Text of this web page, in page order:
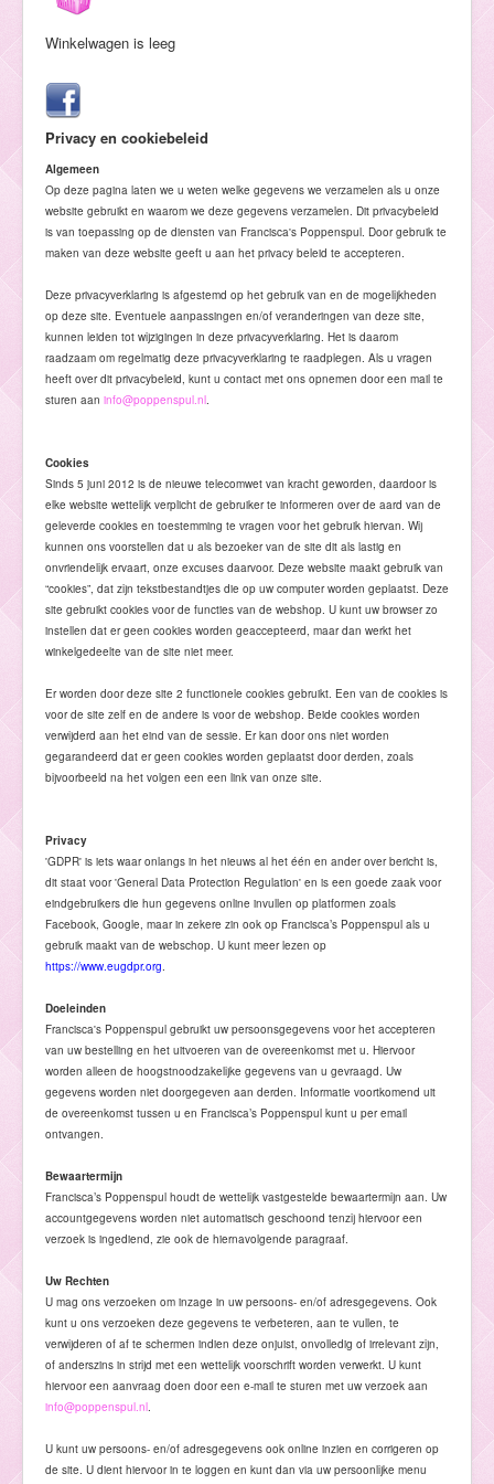
Hulp
Winkelwagen is leeg
Privacy en cookiebeleid
Algemeen
Op deze pagina laten we u weten welke gegevens we verzamelen als u onze
website gebruikt en waarom we deze gegevens verzamelen. Dit privacybeleid
is van toepassing op de diensten van Francisca's Poppenspul. Door gebruik te
maken van deze website geeft u aan het privacy beleid te accepteren.
Deze privacyverklaring is afgestemd op het gebruik van en de mogelijkheden
op deze site. Eventuele aanpassingen en/of veranderingen van deze site,
kunnen leiden tot wijzigingen in deze privacyverklaring. Het is daarom
raadzaam om regelmatig deze privacyverklaring te raadplegen. Als u vragen
heeft over dit privacybeleid, kunt u contact met ons opnemen door een mail te
sturen aan info@poppenspul.nl
Cookies
Sinds 5 juni 2012 is de nieuwe telecomwet van kracht geworden, daardoor is
elke website wettelijk verplicht de gebruiker te informeren over de aard van de
geleverde cookies en toestemming te vragen voor het gebruik hiervan. Wij
kunnen ons voorstellen dat u als bezoeker van de site dit als lastig en
onvriendelijk ervaart, onze excuses daarvoor. Deze website maakt gebruik van
“cookies”, dat zijn tekstbestandtjes die op uw computer worden geplaatst. Deze
site gebruikt cookies voor de functies van de webshop. U kunt uw browser zo
instellen dat er geen cookies worden geaccepteerd, maar dan werkt het
winkelgedeelte van de site niet meer.
Er worden door deze site 2 functionele cookies gebruikt. Een van de cookies is
voor de site zelf en de andere is voor de webshop. Beide cookies worden
verwijderd aan het eind van de sessie. Er kan door ons niet worden
gegarandeerd dat er geen cookies worden geplaatst door derden, zoals
bijvoorbeeld na het volgen een een link van onze site.
Privacy
'GDPR' is iets waar onlangs in het nieuws al het één en ander over bericht is,
dit staat voor 'General Data Protection Regulation' en is een goede zaak voor
eindgebruikers die hun gegevens online invullen op platformen zoals
Facebook, Google, maar in zekere zin ook op Francisca’s Poppenspul als u
gebruik maakt van de webschop. U kunt meer lezen op
https://www.eugdpr.org
Doeleinden
Francisca's Poppenspul gebruikt uw persoonsgegevens voor het accepteren
van uw bestelling en het uitvoeren van de overeenkomst met u. Hiervoor
worden alleen de hoogstnoodzakelijke gegevens van u gevraagd. Uw
gegevens worden niet doorgegeven aan derden. Informatie voortkomend uit
de overeenkomst tussen u en Francisca’s Poppenspul kunt u per email
ontvangen.
Bewaartermijn
Francisca’s Poppenspul houdt de wettelijk vastgestelde bewaartermijn aan. Uw
accountgegevens worden niet automatisch geschoond tenzij hiervoor een
verzoek is ingediend, zie ook de hiernavolgende paragraaf.
Uw Rechten
U mag ons verzoeken om inzage in uw persoons- en/of adresgegevens. Ook
kunt u ons verzoeken deze gegevens te verbeteren, aan te vullen, te
verwijderen of af te schermen indien deze onjuist, onvolledig of irrelevant zijn,
of anderszins in strijd met een wettelijk voorschrift worden verwerkt. U kunt
hiervoor een aanvraag doen door een e-mail te sturen met uw verzoek aan
info@poppenspul.nl
U kunt uw persoons- en/of adresgegevens ook online inzien en corrigeren op
de site. U dient hiervoor in te loggen en kunt dan via uw persoonlijke menu